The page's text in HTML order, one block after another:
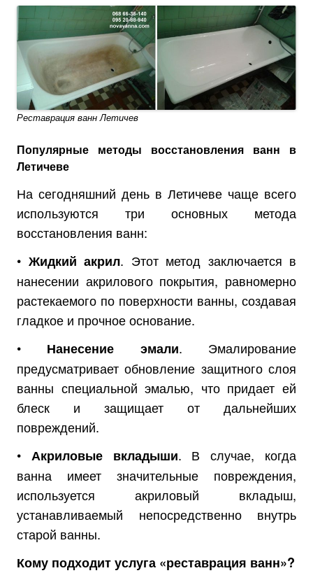
Реставрация ванн Летичев
Популярные методы восстановления ванн в
Летичеве
На сегодняшний день в Летичеве чаще всего
используются три основных метода
восстановления ванн:
• Жидкий акрил. Этот метод заключается в
нанесении акрилового покрытия, равномерно
растекаемого по поверхности ванны, создавая
гладкое и прочное основание.
• Нанесение эмали. Эмалирование
предусматривает обновление защитного слоя
ванны специальной эмалью, что придает ей
блеск и защищает от дальнейших
повреждений.
• Акриловые вкладыши. В случае, когда
ванна имеет значительные повреждения,
используется акриловый вкладыш,
устанавливаемый непосредственно внутрь
старой ванны.
Кому подходит услуга «реставрация ванн»?